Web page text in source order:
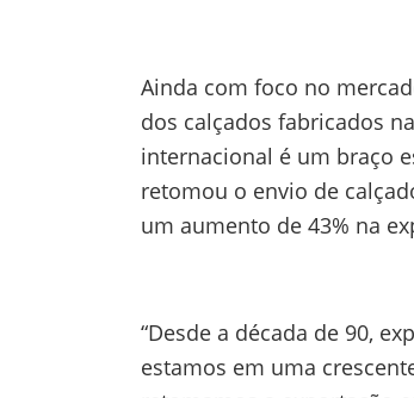
Ainda com foco no
dos calçados fabricados
internacional é um braço
retomou o envio de
um aumento de 43% na
“Desde a década de 90,
estamos em uma